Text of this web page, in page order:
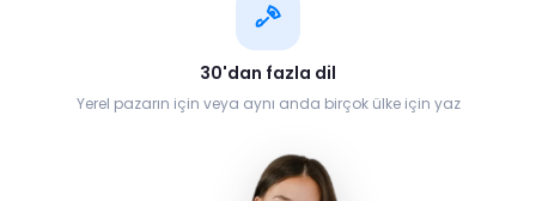
30'dan fazla dil
Yerel pazarın için veya aynı anda birçok ülke için yaz